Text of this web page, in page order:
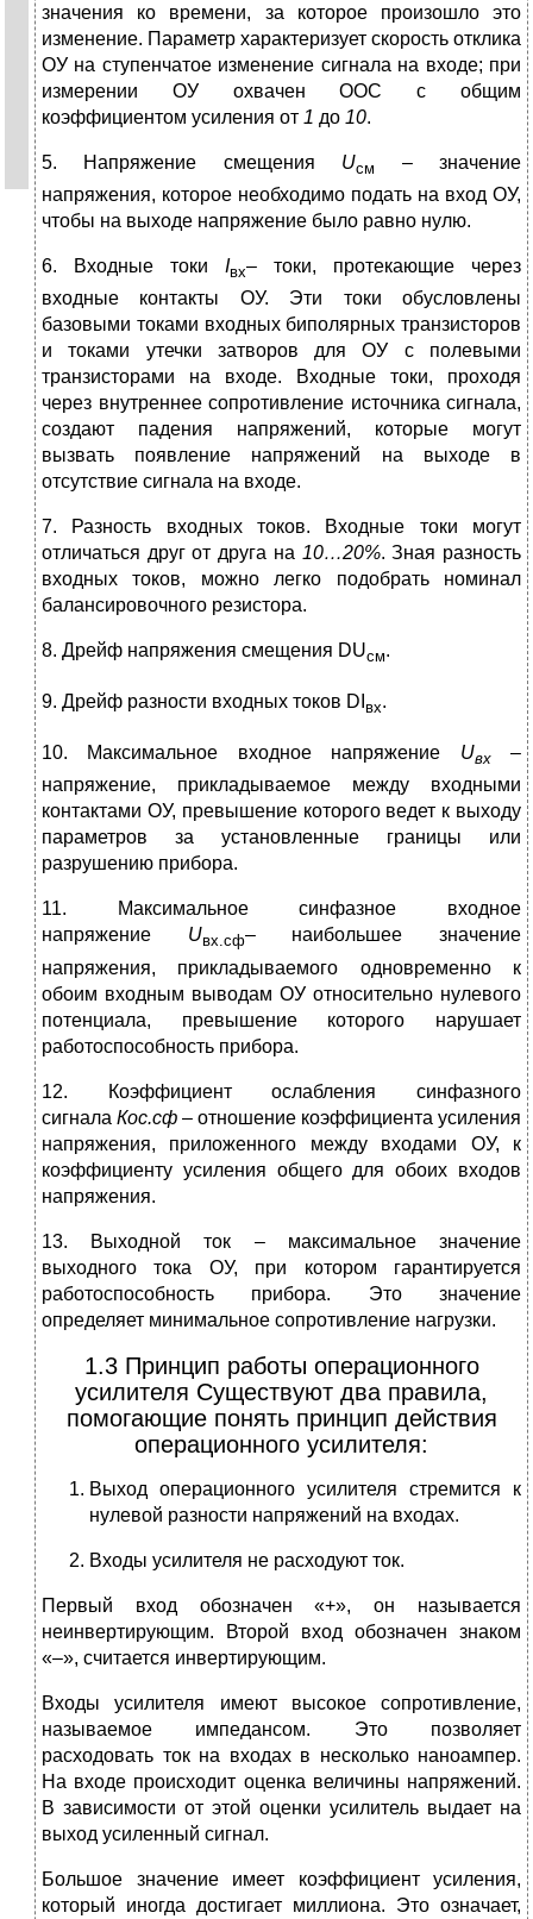
значения ко времени, за которое произошло это
изменение. Параметр характеризует скорость отклика
ОУ на ступенчатое изменение сигнала на входе; при
измерении ОУ охвачен ООС с общим
коэффициентом усиления от 1 до 10.
5. Напряжение смещения Uсм
– значение
напряжения, которое необходимо подать на вход ОУ,
чтобы на выходе напряжение было равно нулю.
6. Входные токи Iвх–
токи, протекающие через
входные контакты ОУ. Эти токи обусловлены
базовыми токами входных биполярных транзисторов
и токами утечки затворов для ОУ с полевыми
транзисторами на входе. Входные токи, проходя
через внутреннее сопротивление источника сигнала,
создают падения напряжений, которые могут
вызвать появление напряжений на выходе в
отсутствие сигнала на входе.
7. Разность входных токов. Входные токи могут
отличаться друг от друга на 10…20%. Зная разность
входных токов, можно легко подобрать номинал
балансировочного резистора.
8. Дрейф напряжения смещения DUсм.
9. Дрейф разности входных токов DI вх.
10. Максимальное входное напряжение Uвх
–
напряжение, прикладываемое между входными
контактами ОУ, превышение которого ведет к выходу
параметров за установленные границы или
разрушению прибора.
11. Максимальное синфазное входное
напряжение Uвх.сф–
наибольшее значение
напряжения, прикладываемого одновременно к
обоим входным выводам ОУ относительно нулевого
потенциала, превышение которого нарушает
работоспособность прибора.
12. Коэффициент ослабления синфазного
сигнала Кос.сф – отношение коэффициента усиления
напряжения, приложенного между входами ОУ, к
коэффициенту усиления общего для обоих входов
напряжения.
13. Выходной ток – максимальное значение
выходного тока ОУ, при котором гарантируется
работоспособность прибора. Это значение
определяет минимальное сопротивление нагрузки.
1.3 Принцип работы операционного
усилителя Существуют два правила,
помогающие понять принцип действия
операционного усилителя:
Выход операционного усилителя стремится к
нулевой разности напряжений на входах.
Входы усилителя не расходуют ток.
Первый вход обозначен «+», он называется
неинвертирующим. Второй вход обозначен знаком
«–», считается инвертирующим.
Входы усилителя имеют высокое сопротивление,
называемое импедансом. Это позволяет
расходовать ток на входах в несколько наноампер.
На входе происходит оценка величины напряжений.
В зависимости от этой оценки усилитель выдает на
выход усиленный сигнал.
Большое значение имеет коэффициент усиления,
который иногда достигает миллиона. Это означает,